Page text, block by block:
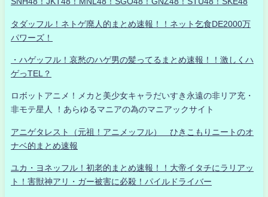
タダッフル！ネトゲ廃人的まとめ速報！！ネット乞食DE2000万
パワーズ！
・ハゲッフル！哀愁のハゲ男の髪ってるまとめ速報！！激しくハ
ゲっTEL？
ロボットアニメ！メカと美少女キャラだいすき永遠の非リア充・
非モテ星人 ！あらゆるマニアの為のマニアックサイト
アニゲタレスト（元祖！アニメッフル） ひきこもりニートのオ
ナベ的まとめ速報
ユカ・ヨネッフル！初老的まとめ速報！！大帝イタチにラリアッ
ト！害獣神アリ・ガー被害に必殺！パイルドライバー